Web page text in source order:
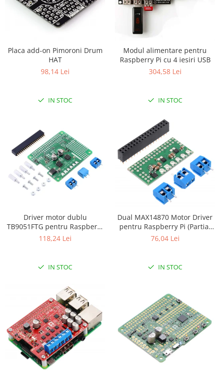
Creion 3D 3Doodler
Imprimante 3D
3Doodler
Componente
Filament Premium PLA 1.75 mm
Filamente Speciale
Prusa I3 DIY Kit
Carti
Pentru Incepatori
Pentru Incepatori
Lego Education
STEM Education
Ugears
Kit Fun
Kit Roboti
Placa add-on Pimoroni Drum
HAT
98,14 Lei
IN STOC
Modul alimentare pentru
Raspberry Pi cu 4 iesiri USB
304,58 Lei
IN STOC
Driver motor dublu
TB9051FTG pentru Raspberry
Pi (kit partial)
118,24 Lei
IN STOC
Dual MAX14870 Motor Driver
pentru Raspberry Pi (Partial
Kit)
76,04 Lei
IN STOC